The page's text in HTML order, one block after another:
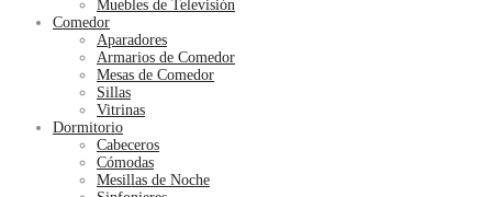
Muebles de Televisión
Comedor
Aparadores
Armarios de Comedor
Mesas de Comedor
Sillas
Vitrinas
Dormitorio
Cabeceros
Cómodas
Mesillas de Noche